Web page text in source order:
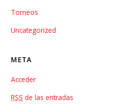
Torneos
Uncategorized
META
Acceder
RSS de las entradas